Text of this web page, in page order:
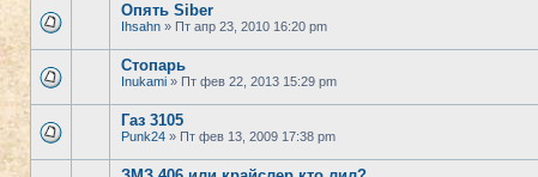
Опять Siber
Ihsahn » Пт апр 23, 2010 16:20 pm
Стопарь
Inukami » Пт фев 22, 2013 15:29 pm
Газ 3105
Punk24 » Пт фев 13, 2009 17:38 pm